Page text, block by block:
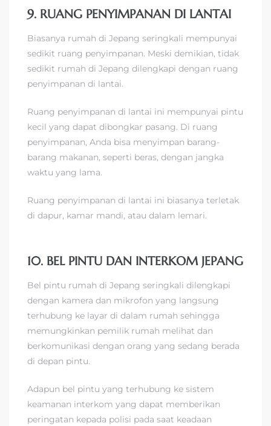
9. RUANG PENYIMPANAN DI LANTAI
Biasanya rumah di Jepang seringkali mempunyai
sedikit ruang penyimpanan. Meski demikian, tidak
sedikit rumah di Jepang dilengkapi dengan ruang
penyimpanan di lantai.
Ruang penyimpanan di lantai ini mempunyai pintu
kecil yang dapat dibongkar pasang. Di ruang
penyimpanan, Anda bisa menyimpan barang-
barang makanan, seperti beras, dengan jangka
waktu yang lama.
Ruang penyimpanan di lantai ini biasanya terletak
di dapur, kamar mandi, atau dalam lemari.
10. BEL PINTU DAN INTERKOM JEPANG
Bel pintu rumah di Jepang seringkali dilengkapi
dengan kamera dan mikrofon yang langsung
terhubung ke layar di dalam rumah sehingga
memungkinkan pemilik rumah melihat dan
berkomunikasi dengan orang yang sedang berada
di depan pintu.
Adapun bel pintu yang terhubung ke sistem
keamanan interkom yang dapat memberikan
peringatan kepada polisi pada saat keadaan